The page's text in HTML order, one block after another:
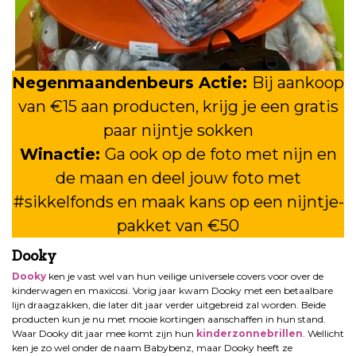
Negenmaandenbeurs Actie: Bij aankoop
van €15 aan producten, krijg je een gratis
paar nijntje sokken
Winactie: Ga ook op de foto met nijn en
de maan en deel jouw foto met
#sikkelfonds en maak kans op een nijntje-
pakket van €50
Dooky
Dooky ken je vast wel van hun veilige universele covers voor over de
kinderwagen en maxicosi. Vorig jaar kwam Dooky met een betaalbare
lijn draagzakken, die later dit jaar verder uitgebreid zal worden. Beide
producten kun je nu met mooie kortingen aanschaffen in hun stand.
Waar Dooky dit jaar mee komt zijn hun kinderzonnebrillen . Wellicht
ken je zo wel onder de naam Babybenz, maar Dooky heeft ze